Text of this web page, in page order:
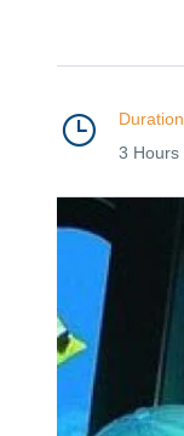
Duration
3 Hours